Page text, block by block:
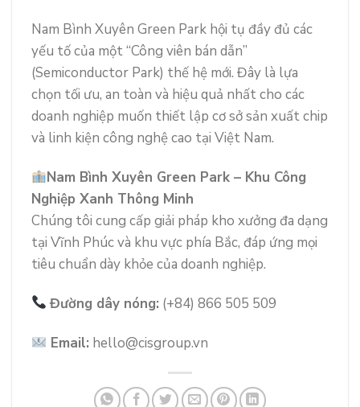
Nam Bình Xuyên Green Park hội tụ đầy đủ các
yếu tố của một “Công viên bán dẫn”
(Semiconductor Park) thế hệ mới. Đây là lựa
chọn tối ưu, an toàn và hiệu quả nhất cho các
doanh nghiệp muốn thiết lập cơ sở sản xuất chip
và linh kiện công nghệ cao tại Việt Nam.
Nam Bình Xuyên Green Park – Khu Công
Nghiệp Xanh Thông Minh
Chúng tôi cung cấp giải pháp kho xưởng đa dạng
tại Vĩnh Phúc và khu vực phía Bắc, đáp ứng mọi
tiêu chuẩn dày khỏe của doanh nghiệp.
Đường dây nóng: (+84) 866 505 509
Email: hello@cisgroup.vn